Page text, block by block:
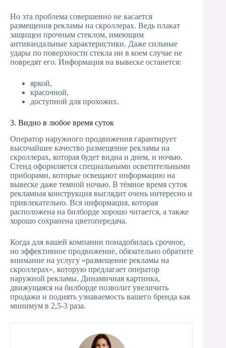
Но эта проблема совершенно не касается
размещения рекламы на скроллерах. Ведь плакат
защищен прочным стеклом, имеющим
антивандальные характеристики. Даже сильные
удары по поверхности стекла ни в коем случае не
повредят его. Информация на вывеске останется:
яркой,
красочной,
доступной для прохожих.
3. Видно в любое время суток
Оператор наружного продвижения гарантирует
высочайшее качество размещение рекламы на
скроллерах, которая будет видна и днем, и ночью.
Стенд оформляется специальными осветительными
приборами, которые освещают информацию на
вывеске даже темной ночью. В тёмное время суток
рекламная конструкция выглядит очень интересно и
привлекательно. Вся информация, которая
расположена на билборде хорошо читается, а также
хорошо сохранена цветопередача.
Когда для вашей компании понадобилась срочное,
но эффективное продвижение, обязательно обратите
внимание на услугу «размещение рекламы на
скроллерах», которую предлагает оператор
наружной рекламы. Динамичная картинка,
движущаяся на билборде позволит увеличить
продажи и поднять узнаваемость вашего бренда как
минимум в 2,5-3 раза.